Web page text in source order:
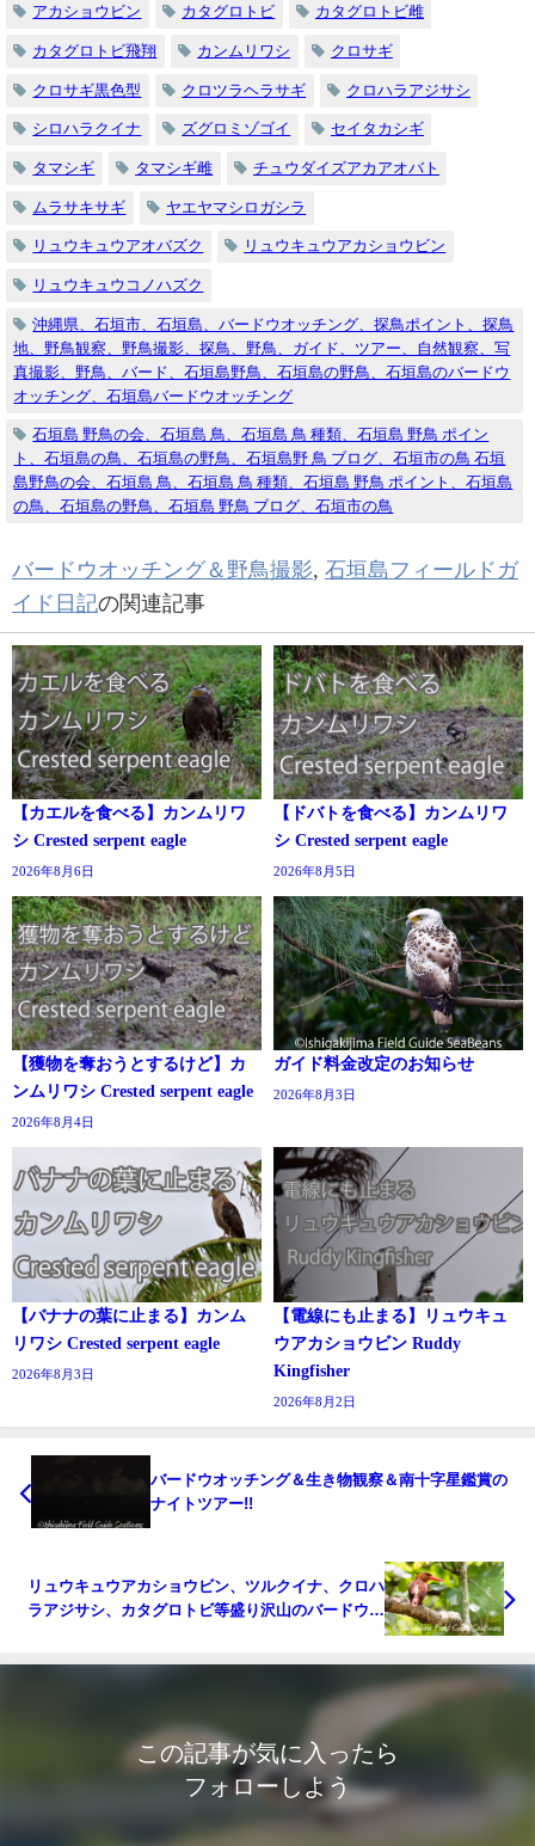
アカショウビン カタグロトビ カタグロトビ雌
カタグロトビ飛翔 カンムリワシ クロサギ
クロサギ黒色型 クロツラヘラサギ クロハラアジサシ
シロハラクイナ ズグロミゾゴイ セイタカシギ
タマシギ タマシギ雌 チュウダイズアカアオバト
ムラサキサギ ヤエヤマシロガシラ
リュウキュウアオバズク リュウキュウアカショウビン
リュウキュウコノハズク
沖縄県、石垣市、石垣島、バードウオッチング、探鳥ポイント、探鳥
地、野鳥観察、野鳥撮影、探鳥、野鳥、ガイド、ツアー、自然観察、写
真撮影、野鳥、バード、石垣島野鳥、石垣島の野鳥、石垣島のバードウ
オッチング、石垣島バードウオッチング
石垣島 野鳥の会、石垣島 鳥、石垣島 鳥 種類、石垣島 野鳥 ポイン
ト、石垣島の鳥、石垣島の野鳥、石垣島野 鳥 ブログ、石垣市の鳥 石垣
島野鳥の会、石垣島 鳥、石垣島 鳥 種類、石垣島 野鳥 ポイント、石垣島
の鳥、石垣島の野鳥、石垣島 野鳥 ブログ、石垣市の鳥
バードウオッチング＆野鳥撮影, 石垣島フィールドガ
イド日記の関連記事
【カエルを食べる】カンムリワ
シ Crested serpent eagle
2026年8月6日
【ドバトを食べる】カンムリワ
シ Crested serpent eagle
2026年8月5日
【獲物を奪おうとするけど】カ
ンムリワシ Crested serpent eagle
2026年8月4日
ガイド料金改定のお知らせ
2026年8月3日
【バナナの葉に止まる】カンム
リワシ Crested serpent eagle
2026年8月3日
【電線にも止まる】リュウキュ
ウアカショウビン Ruddy
Kingfisher
2026年8月2日
バードウオッチング＆生き物観察＆南十字星鑑賞の
ナイトツアー!!
リュウキュウアカショウビン、ツルクイナ、クロハ
ラアジサシ、カタグロトビ等盛り沢山のバードウオ
この記事が気に入ったら
フォローしよう